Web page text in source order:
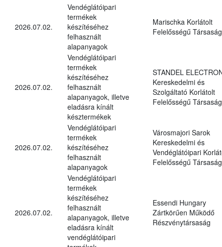
2026.07.02.
Vendéglátóipari
termékek
készítéséhez
felhasznált
alapanyagok
Marischka Korlátolt
Felelősségű Társaság
2026.07.02.
Vendéglátóipari
termékek
készítéséhez
felhasznált
alapanyagok, illetve
eladásra kínált
késztermékek
STANDEL
Kereskedelmi és
Szolgáltató Korlátolt
Felelősségű Társaság
2026.07.02.
Vendéglátóipari
termékek
készítéséhez
felhasznált
alapanyagok
Városmajori Sarok
Kereskedelmi és
Vendéglátóipari
Felelősségű Társaság
2026.07.02.
Vendéglátóipari
termékek
készítéséhez
felhasznált
alapanyagok, illetve
eladásra kínált
vendéglátóipari
Essendi Hungary
Zártkörűen Működő
Részvénytársaság